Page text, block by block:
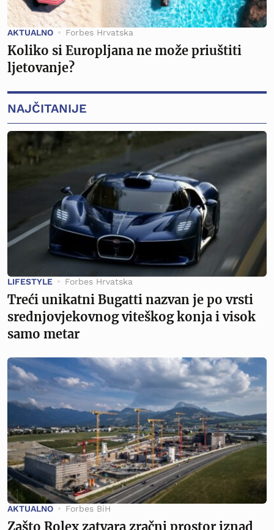
AKTUALNO Forbes Hrvatska
Koliko si Europljana ne može priuštiti
ljetovanje?
NAJČITANIJE
LIFESTYLE Forbes Hrvatska
Treći unikatni Bugatti nazvan je po vrsti
srednjovjekovnog viteškog konja i visok
samo metar
AKTUALNO Forbes BiH
Zašto Rolex zatvara zračni prostor iznad